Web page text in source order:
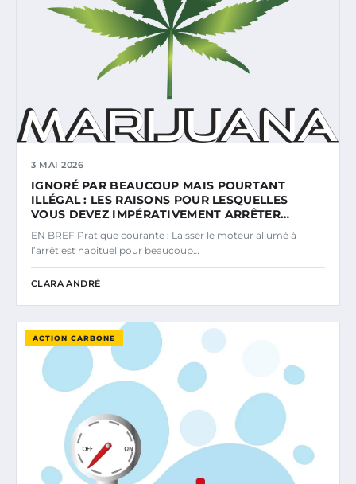
3 MAI 2026
IGNORÉ PAR BEAUCOUP MAIS POURTANT
ILLÉGAL : LES RAISONS POUR LESQUELLES
VOUS DEVEZ IMPÉRATIVEMENT ARRÊTER…
EN BREF Pratique courante : Laisser le moteur allumé à
l’arrêt est habituel pour beaucoup…
CLARA ANDRÉ
ACTION CARBONE